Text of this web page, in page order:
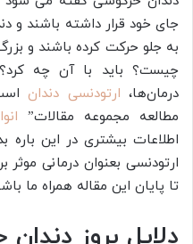
جای خود قرار داشته باشند و
به جلو حرکت کرده باشند و
چیست؟ باید با آن چه کرد؟
درمان‌ها، ارتودنسی دندان
مطالعه مجموعه مقالات”
اطلاعات بیشتری در این باره
ارتودنسی بعنوان درمانی موثر
تا پایان این مقاله همراه ما
دلایل بروز